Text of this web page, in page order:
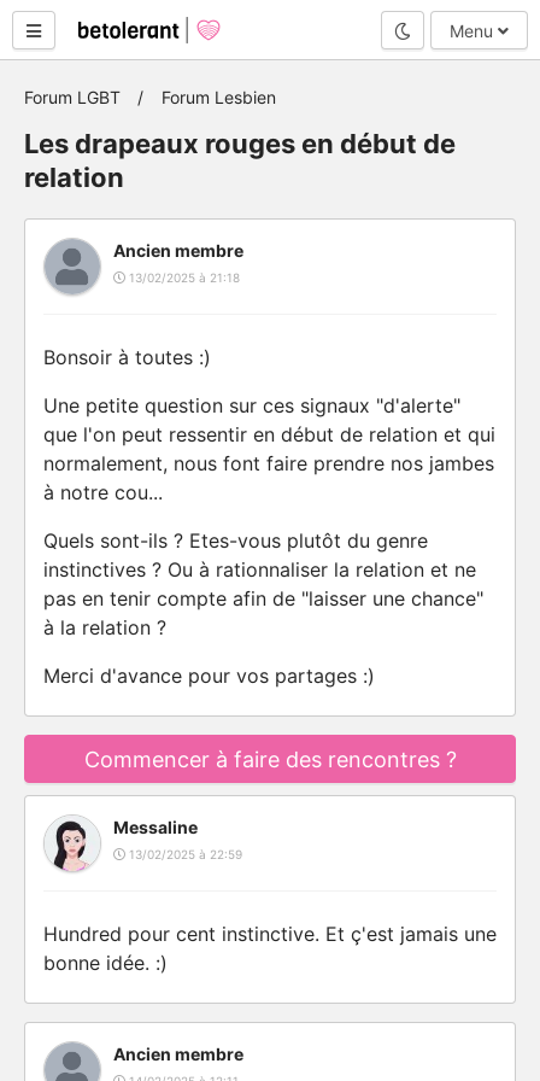
Mode nuit
Menu
Forum LGBT Forum Lesbien
Les drapeaux rouges en début de
relation
Ancien membre
13/02/2025 à 21:18
Bonsoir à toutes :)
Une petite question sur ces signaux "d'alerte"
que l'on peut ressentir en début de relation et qui
normalement, nous font faire prendre nos jambes
à notre cou...
Quels sont-ils ? Etes-vous plutôt du genre
instinctives ? Ou à rationnaliser la relation et ne
pas en tenir compte afin de "laisser une chance"
à la relation ?
Merci d'avance pour vos partages :)
Commencer à faire des rencontres ?
Messaline
13/02/2025 à 22:59
Hundred pour cent instinctive. Et ç'est jamais une
bonne idée. :)
Ancien membre